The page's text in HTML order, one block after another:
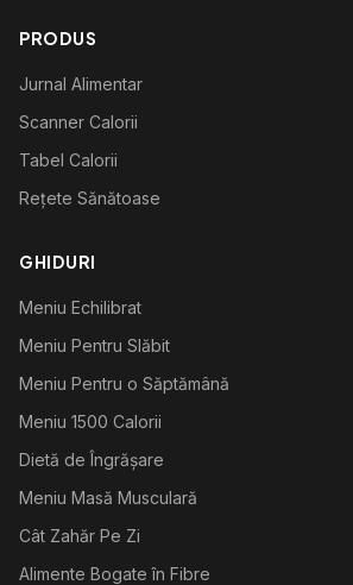
PRODUS
Jurnal Alimentar
Scanner Calorii
Tabel Calorii
Rețete Sănătoase
GHIDURI
Meniu Echilibrat
Meniu Pentru Slăbit
Meniu Pentru o Săptămână
Meniu 1500 Calorii
Dietă de Îngrășare
Meniu Masă Musculară
Cât Zahăr Pe Zi
Alimente Bogate în Fibre